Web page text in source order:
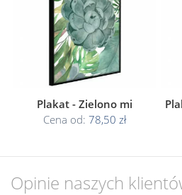
Plakat - Zielono mi
Cena od: 78,50 zł
Opinie naszych